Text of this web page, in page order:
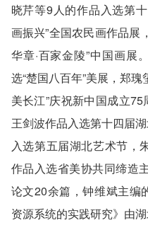
晓芹等9人的作品入选第
画振兴”全国农民画作品展
华章·百家金陵”中国画展
选“楚国八百年”美展，郑
美长江”庆祝新中国成立75
王剑波作品入选第十四届
入选第五届湖北艺术节，
作品入选省美协共同缔造
论文20余篇，钟维斌主编
资源系统的实践研究》由湖